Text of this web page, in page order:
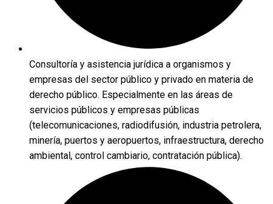
Consultoría y asistencia jurídica a organismos y
empresas del sector público y privado en materia de
derecho público. Especialmente en las áreas de
servicios públicos y empresas públicas
(telecomunicaciones, radiodifusión, industria petrolera,
minería, puertos y aeropuertos, infraestructura, derecho
ambiental, control cambiario, contratación pública).